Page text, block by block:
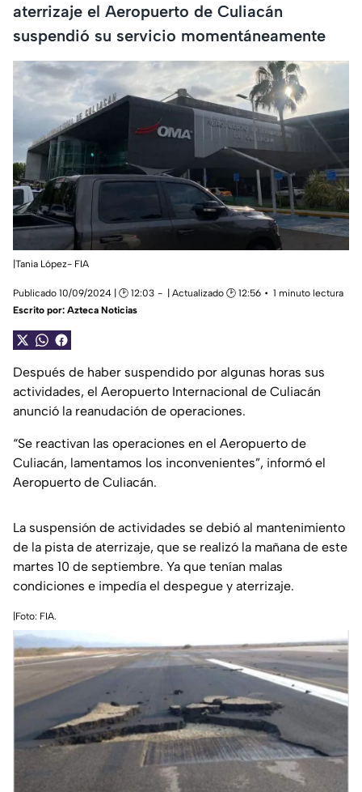
aterrizaje el Aeropuerto de Culiacán
suspendió su servicio momentáneamente
|Tania López- FIA
Publicado 10/09/2024 | 🕑 12:03 | Actualizado 🕑 12:56
1 minuto lectura
Escrito por: Azteca Noticias
Después de haber suspendido por algunas horas sus
actividades, el Aeropuerto Internacional de Culiacán
anunció la reanudación de operaciones.
“Se reactivan las operaciones en el Aeropuerto de
Culiacán, lamentamos los inconvenientes”, informó el
Aeropuerto de Culiacán.
La suspensión de actividades se debió al mantenimiento
de la pista de aterrizaje, que se realizó la mañana de este
martes 10 de septiembre. Ya que tenían malas
condiciones e impedía el despegue y aterrizaje.
|Foto: FIA.